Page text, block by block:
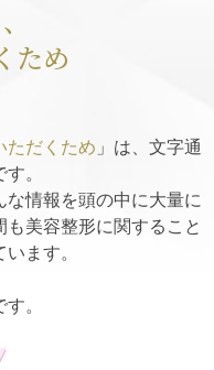
ため
ただくため 」は、文字通
。
情報を頭の中に大量に
美容整形に関すること
ます。
。